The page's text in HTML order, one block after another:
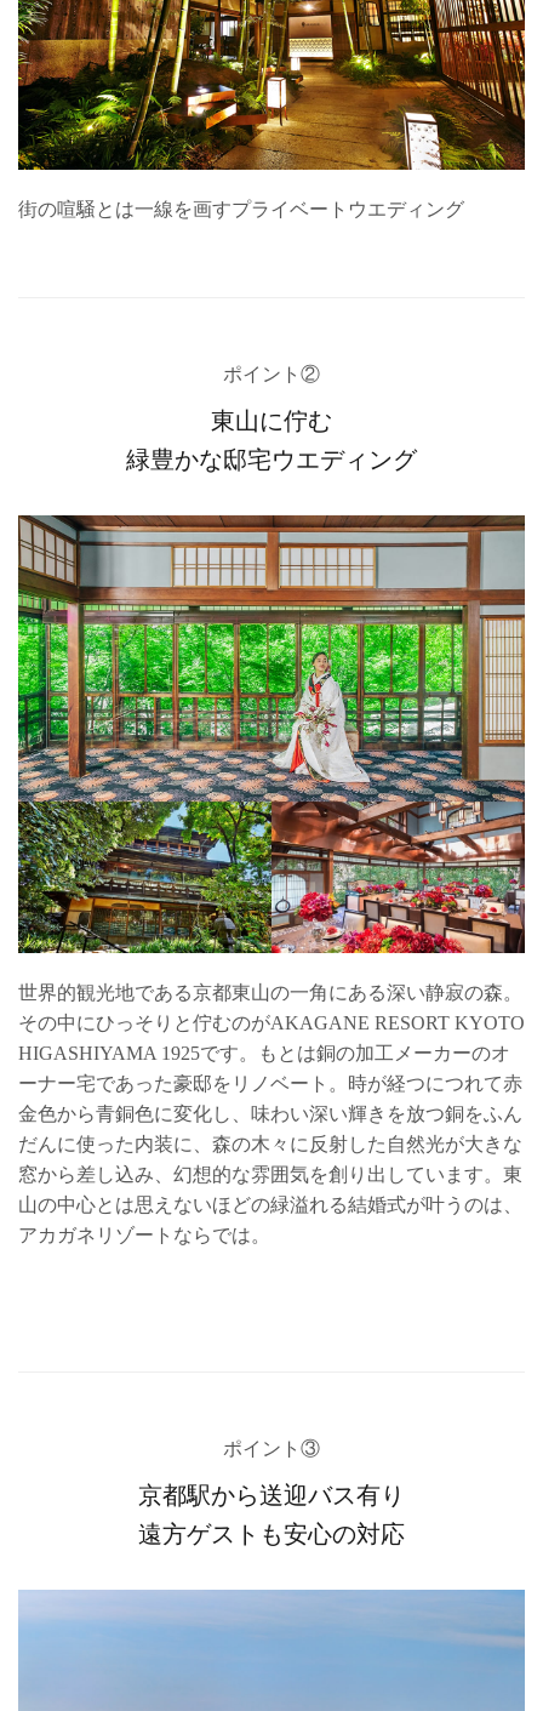
街の喧騒とは一線を画すプライベートウエディング
ポイント②
東山に佇む
緑豊かな邸宅ウエディング
世界的観光地である京都東山の一角にある深い静寂の森。
その中にひっそりと佇むのがAKAGANE RESORT KYOTO
HIGASHIYAMA 1925です。もとは銅の加工メーカーのオ
ーナー宅であった豪邸をリノベート。時が経つにつれて赤
金色から青銅色に変化し、味わい深い輝きを放つ銅をふん
だんに使った内装に、森の木々に反射した自然光が大きな
窓から差し込み、幻想的な雰囲気を創り出しています。東
山の中心とは思えないほどの緑溢れる結婚式が叶うのは、
アカガネリゾートならでは。
ポイント③
京都駅から送迎バス有り
遠方ゲストも安心の対応